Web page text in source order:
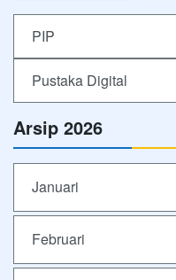
PIP
Pustaka Digital
Arsip 2026
Januari
Februari